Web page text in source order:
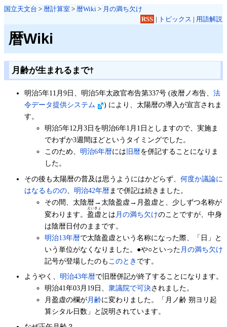
国立天文台 > 暦計算室 > 暦Wiki > 月の満ち欠け
RSS | トピックス | 用語解説
暦Wiki
月齢が生まれるまで†
明治5年11月9日、明治5年太政官布告第337号 (改暦ノ布告、 法
令データ提供システム
) により、太陽暦の導入が宣言されま
す。
明治5年12月3日を明治6年1月1日としますので、実施ま
でわずか3週間ほどというタイミングでした。
このため、 明治6年暦には 旧暦を併記することになりま
した。
その後も太陽暦の普及は思うようにはかどらず、 何度か議論に
はなるものの
明治42年暦まで併記は続きました。
その間、太陰暦→太陰盈虚→月盈虚と、少しずつ名称が
変わります。 盈虚
えいきょ
とは 月の満ち欠けのことですが、中身
は陰暦日付のままです。
明治13年暦で太陰盈虚という名称になった際、「日」と
いう単位がなくなりました。●や○といった 月の満ち欠け
記号が登場したのも このとき です。
ようやく、 明治43年暦で旧暦併記が終了することになります。
明治41年03月19日、 衆議院で可決されました。
月盈虚の欄が月齢に変わりました。「月ノ齢 朔ヨリ起
算シタル日数」と説明されています。